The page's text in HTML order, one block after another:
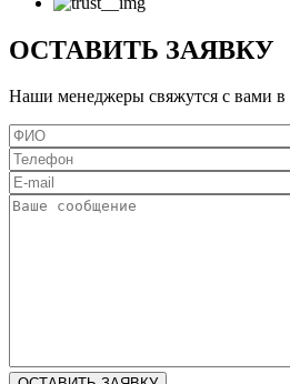
ОСТАВИТЬ ЗАЯВКУ
Наши менеджеры свяжутся с вами